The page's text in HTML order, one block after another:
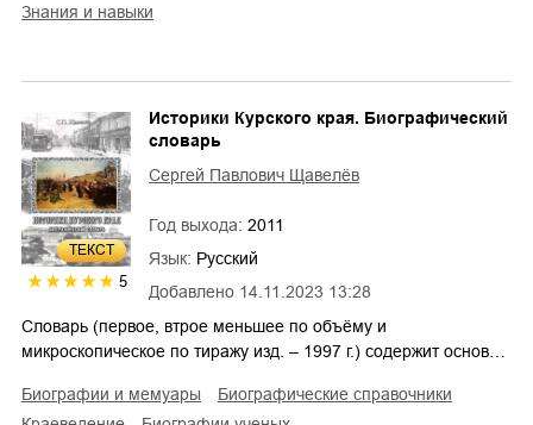
знания и навыки
ТЕКСТ
5
Добавлено 14.11.2023 13:28
Историки Курского края. Биографический
словарь
Сергей Павлович Щавелёв
Год выхода: 2011
Язык: Русский
Словарь (первое, втрое меньшее по объёму и
микроскопическое по тиражу изд. – 1997 г.) содержит основ…
биографии и мемуары
биографические справочники